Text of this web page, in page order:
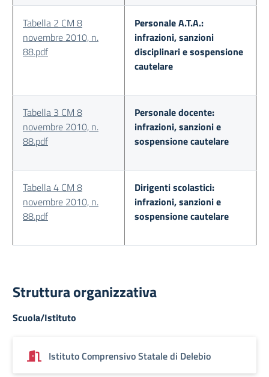
Tabella 2 CM 8
novembre 2010, n.
88.pdf
Personale A.T.A.:
infrazioni, sanzioni
disciplinari e sospensione
cautelare
Tabella 3 CM 8
novembre 2010, n.
88.pdf
Personale docente:
infrazioni, sanzioni e
sospensione cautelare
Tabella 4 CM 8
novembre 2010, n.
88.pdf
Dirigenti scolastici:
infrazioni, sanzioni e
sospensione cautelare
Struttura organizzativa
Scuola/Istituto
Istituto Comprensivo Statale di Delebio